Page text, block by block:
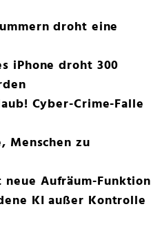
droht eine
iPhone droht 300
Cyber-Crime-Falle
Menschen zu
Aufräum-Funktion
KI außer Kontrolle